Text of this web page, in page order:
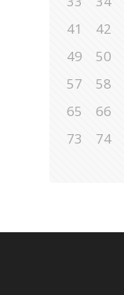
41
42
49
50
57
58
65
66
73
74